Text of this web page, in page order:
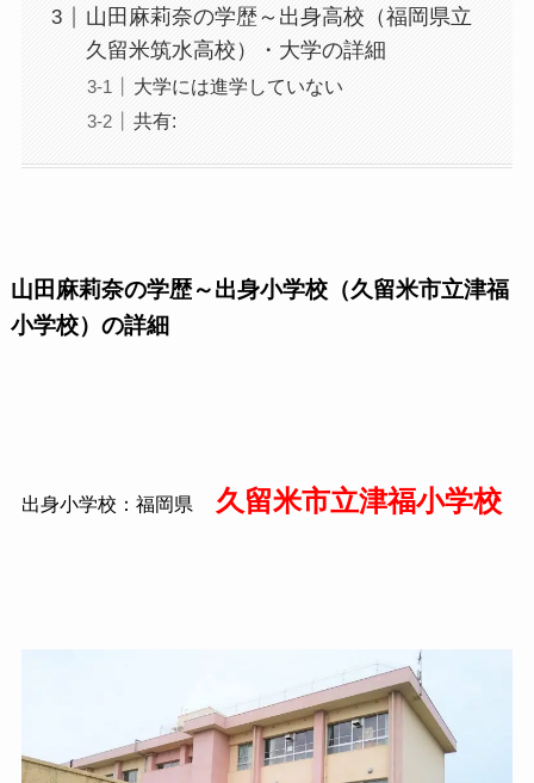
山田麻莉奈の学歴～出身高校（福岡県立
久留米筑水高校）・大学の詳細
大学には進学していない
共有:
山田麻莉奈の学歴～出身小学校（久留米市立津福
小学校）の詳細
出身小学校：福岡県 久留米市立津福小学校